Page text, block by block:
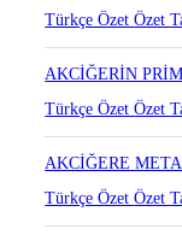
AKCİĞER
Mİ?
Türkçe ÖzetÖzet
AKCİĞERİN
Türkçe ÖzetÖzet
AKCİĞERE